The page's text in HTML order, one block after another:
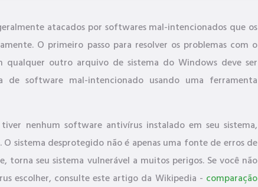
atacados por softwares mal-intencionados que os
O primeiro passo para resolver os problemas com o
qualquer outro arquivo de sistema do Windows deve ser
de software mal-intencionado usando uma ferramenta
nenhum software antivírus instalado em seu sistema,
sistema desprotegido não é apenas uma fonte de erros de
torna seu sistema vulnerável a muitos perigos. Se você não
escolher, consulte este artigo da Wikipedia - comparação